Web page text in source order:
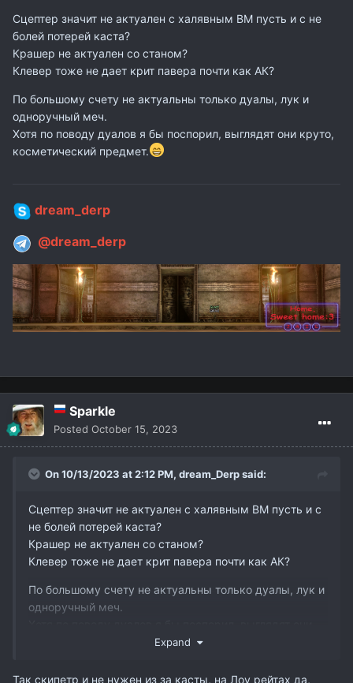
Сцептер значит не актуален с халявным ВМ пусть и с не
болей потерей каста?
Крашер не актуален со станом?
Клевер тоже не дает крит павера почти как АК?
По большому счету не актуальны только дуалы, лук и
одноручный меч.
Хотя по поводу дуалов я бы поспорил, выглядят они круто,
косметический предмет.
dream_derp
@dream_derp
Sparkle
Posted October 15, 2023
On 10/13/2023 at 2:12 PM, dream_Derpsaid:
Сцептер значит не актуален с халявным ВМ пусть и с
не болей потерей каста?
Крашер не актуален со станом?
Клевер тоже не дает крит павера почти как АК?
По большому счету не актуальны только дуалы, лук и
одноручный меч.
круто, косметический предмет.
Expand
Так скипетр и не нужен из за касты, на Лоу рейтах да,